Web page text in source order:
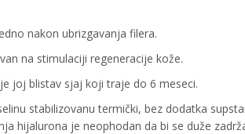
nakon ubrizgavanja filera.
na stimulaciji regeneracije kože.
joj blistav sjaj koji traje do 6 meseci.
stabilizovanu termički, bez dodatka
hijalurona je neophodan da bi se duže